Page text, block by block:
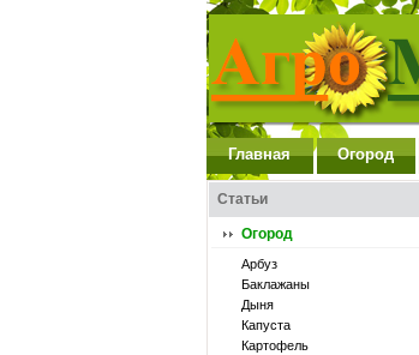
Главная Огород
Статьи
Огород
Арбуз
Баклажаны
Дыня
Капуста
Картофель